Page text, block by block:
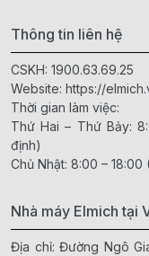
Thông tin liên hệ
CSKH: 1900.63.69.25
Website: https://
Thời gian làm việc:
Thứ Hai – Thứ Bảy:
định)
Chủ Nhật: 8:00 –
Nhà máy Elmich tại
Địa chỉ: Đường Ngô